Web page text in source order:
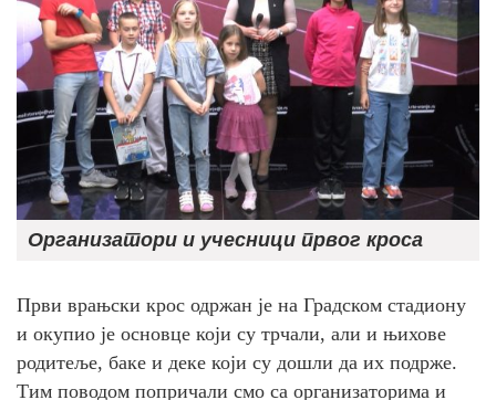
Организатори и учесници првог кроса
Први врањски крос одржан је на Градском стадиону
и окупио је основце који су трчали, али и њихове
родитеље, баке и деке који су дошли да их подрже.
Тим поводом попричали смо са организаторима и